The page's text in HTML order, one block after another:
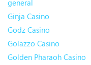
general
Ginja Casino
Godz Casino
Golazzo Casino
Golden Pharaoh Casino